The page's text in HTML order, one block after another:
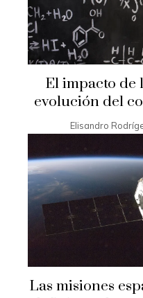
El impacto de
evolución del
Elisandro
Las misiones